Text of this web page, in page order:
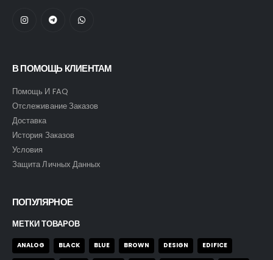
В ПОМОЩЬ КЛИЕНТАМ
Помощь И FAQ
Отслеживание Заказов
Доставка
История Заказов
Условия
Защита Личных Данных
ПОПУЛЯРНОЕ
МЕТКИ ТОВАРОВ
ANALOG BLACK BLUE BROWN DESIGN EDIFICE